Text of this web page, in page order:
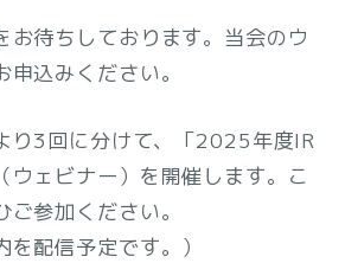
お待ちしております。当会のウ
込みください。
り3回に分けて、「2025年度IR
ウェビナー）を開催します。こ
参加ください。
を配信予定です。）